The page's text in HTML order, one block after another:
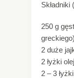
Składniki
250 g
greckiego)
2 duże
2 łyżki
2 – 3